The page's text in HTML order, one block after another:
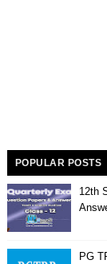
POPULAR POSTS
12th
PG